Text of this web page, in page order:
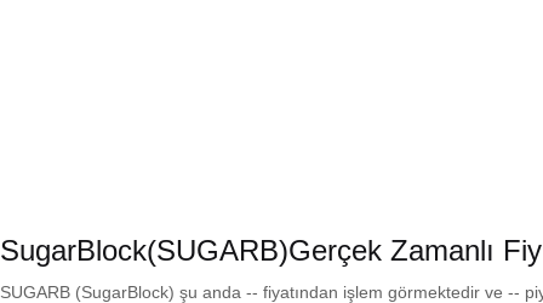
SugarBlock(SUGARB)Gerçek Zamanlı
SUGARB (SugarBlock) şu anda -- fiyatından işlem görmektedir ve --